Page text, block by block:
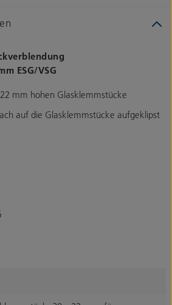
ESG/VSG
mm hohen Glasklemmstücke
auf die Glasklemmstücke aufgeklipst